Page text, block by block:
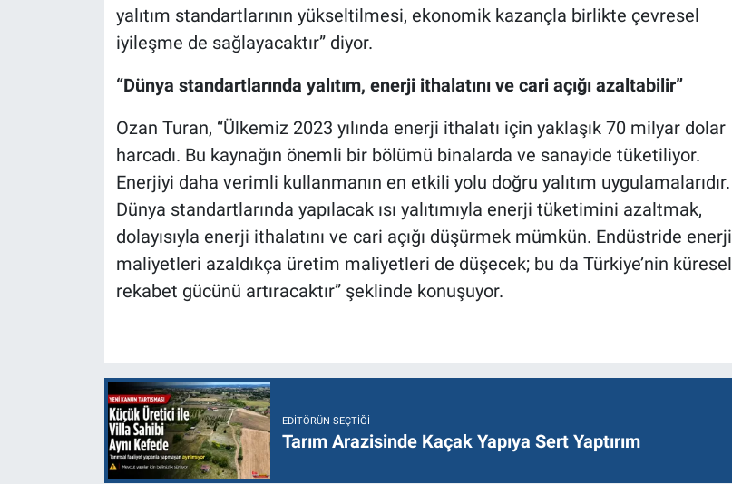
yalıtım standartlarının yükseltilmesi, ekonomik kazançla birlikte çevresel
iyileşme de sağlayacaktır” diyor.
“Dünya standartlarında yalıtım, enerji ithalatını ve cari açığı azaltabilir”
Ozan Turan, “Ülkemiz 2023 yılında enerji ithalatı için yaklaşık 70 milyar dolar
harcadı. Bu kaynağın önemli bir bölümü binalarda ve sanayide tüketiliyor.
Enerjiyi daha verimli kullanmanın en etkili yolu doğru yalıtım uygulamalarıdır.
Dünya standartlarında yapılacak ısı yalıtımıyla enerji tüketimini azaltmak,
dolayısıyla enerji ithalatını ve cari açığı düşürmek mümkün. Endüstride enerji
maliyetleri azaldıkça üretim maliyetleri de düşecek; bu da Türkiye’nin küresel
rekabet gücünü artıracaktır” şeklinde konuşuyor.
EDITÖRÜN SEÇTIĞI
Tarım Arazisinde Kaçak Yapıya Sert Yaptırım